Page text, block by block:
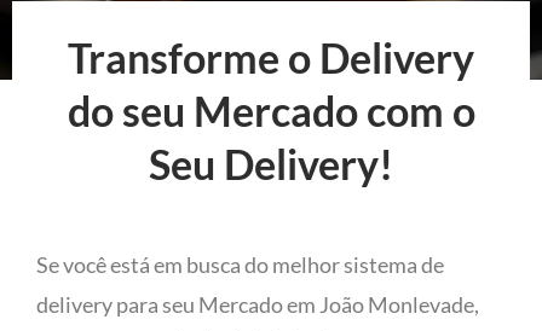
Transforme o Delivery
do seu Mercado com o
Seu Delivery!
Se você está em busca do melhor sistema de
delivery para seu Mercado em João Monlevade,